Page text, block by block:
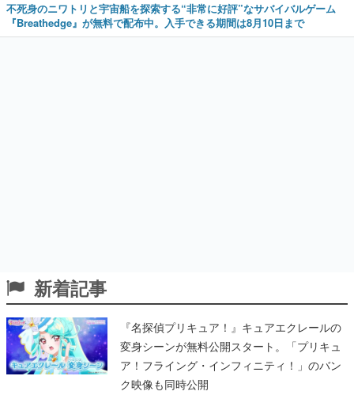
不死身のニワトリと宇宙船を探索する“非常に好評”なサバイバルゲーム
『Breathedge』が無料で配布中。入手できる期間は8月10日まで
新着記事
『名探偵プリキュア！』キュアエクレールの
変身シーンが無料公開スタート。「プリキュ
ア！フライング・インフィニティ！」のバン
ク映像も同時公開